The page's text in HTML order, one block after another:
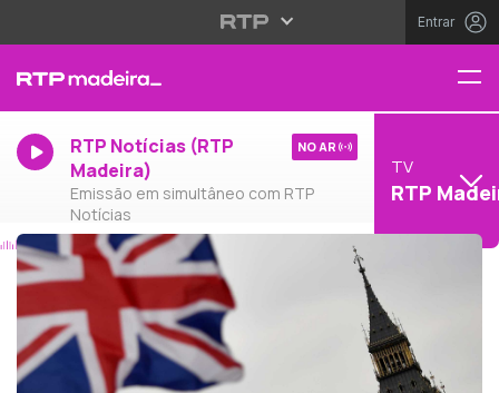
Entrar
RTP Notícias (RTP
Madeira)
Emissão em simultâneo com RTP
Notícias
NO AR
TV
RTP